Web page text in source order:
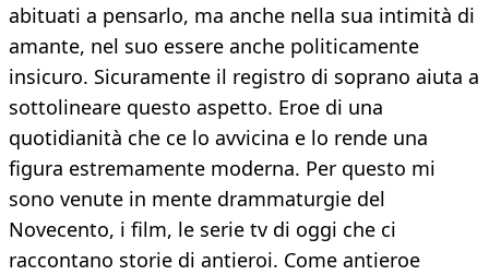
abituati a pensarlo, ma anche nella sua intimità di
amante, nel suo essere anche politicamente
insicuro. Sicuramente il registro di soprano aiuta a
sottolineare questo aspetto. Eroe di una
quotidianità che ce lo avvicina e lo rende una
figura estremamente moderna. Per questo mi
sono venute in mente drammaturgie del
Novecento, i film, le serie tv di oggi che ci
raccontano storie di antieroi. Come antieroe